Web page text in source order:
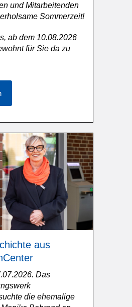
und Mitarbeitenden
Sommerzeit!
ab dem 10.08.2026
für Sie da zu
aus
Das
die ehemalige